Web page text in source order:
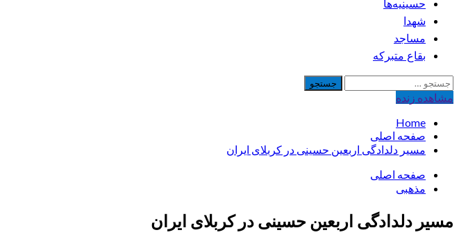
حسینیه‌ها
شهدا
مساجد
بقاع متبرکه
جستجو
برای:
مشاهده‌ زنده
Home
صفحه اصلی
مسیر دلدادگی اربعین حسینی در کربلای ایران
صفحه اصلی
مذهبی
مسیر دلدادگی اربعین حسینی در کربلای ایران